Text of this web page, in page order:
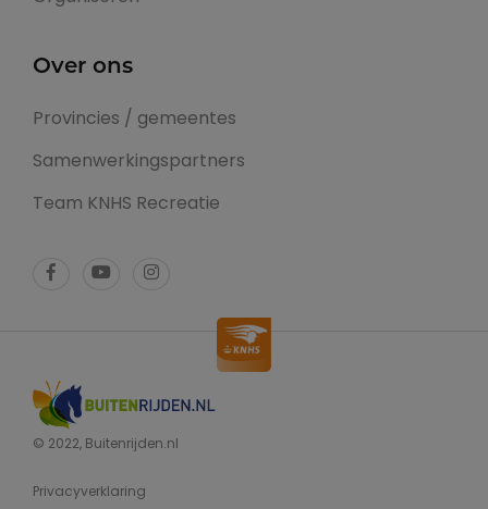
Over ons
Provincies / gemeentes
Samenwerkingspartners
Team KNHS Recreatie
© 2022, Buitenrijden.nl
Privacyverklaring